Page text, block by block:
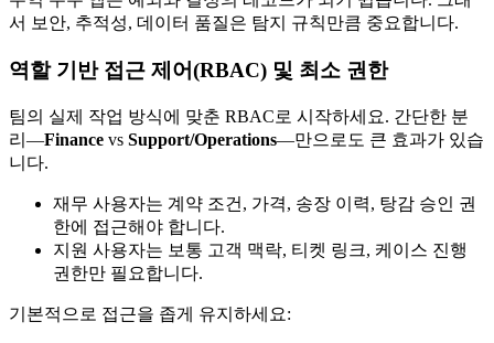
서 보안, 추적성, 데이터 품질은 탐지 규칙만큼 중요합니다.
역할 기반 접근 제어(RBAC) 및 최소 권한
팀의 실제 작업 방식에 맞춘 RBAC로 시작하세요. 간단한 분
리—Finance vs Support/Operations—만으로도 큰 효과가 있습
니다.
재무 사용자는 계약 조건, 가격, 송장 이력, 탕감 승인 권
한에 접근해야 합니다.
지원 사용자는 보통 고객 맥락, 티켓 링크, 케이스 진행
권한만 필요합니다.
기본적으로 접근을 좁게 유지하세요: